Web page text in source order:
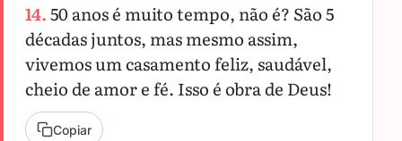
14.50 anos é muito tempo, não é? São 5
décadas juntos, mas mesmo assim,
vivemos um casamento feliz, saudável,
cheio de amor e fé. Isso é obra de Deus!
Copiar